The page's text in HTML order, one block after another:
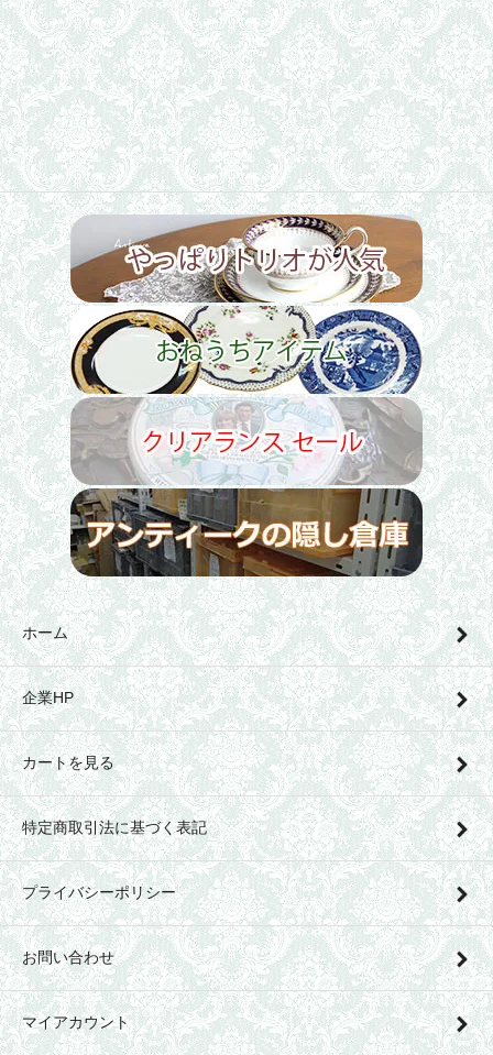
ホーム
企業HP
カートを見る
特定商取引法に基づく表記
プライバシーポリシー
お問い合わせ
マイアカウント